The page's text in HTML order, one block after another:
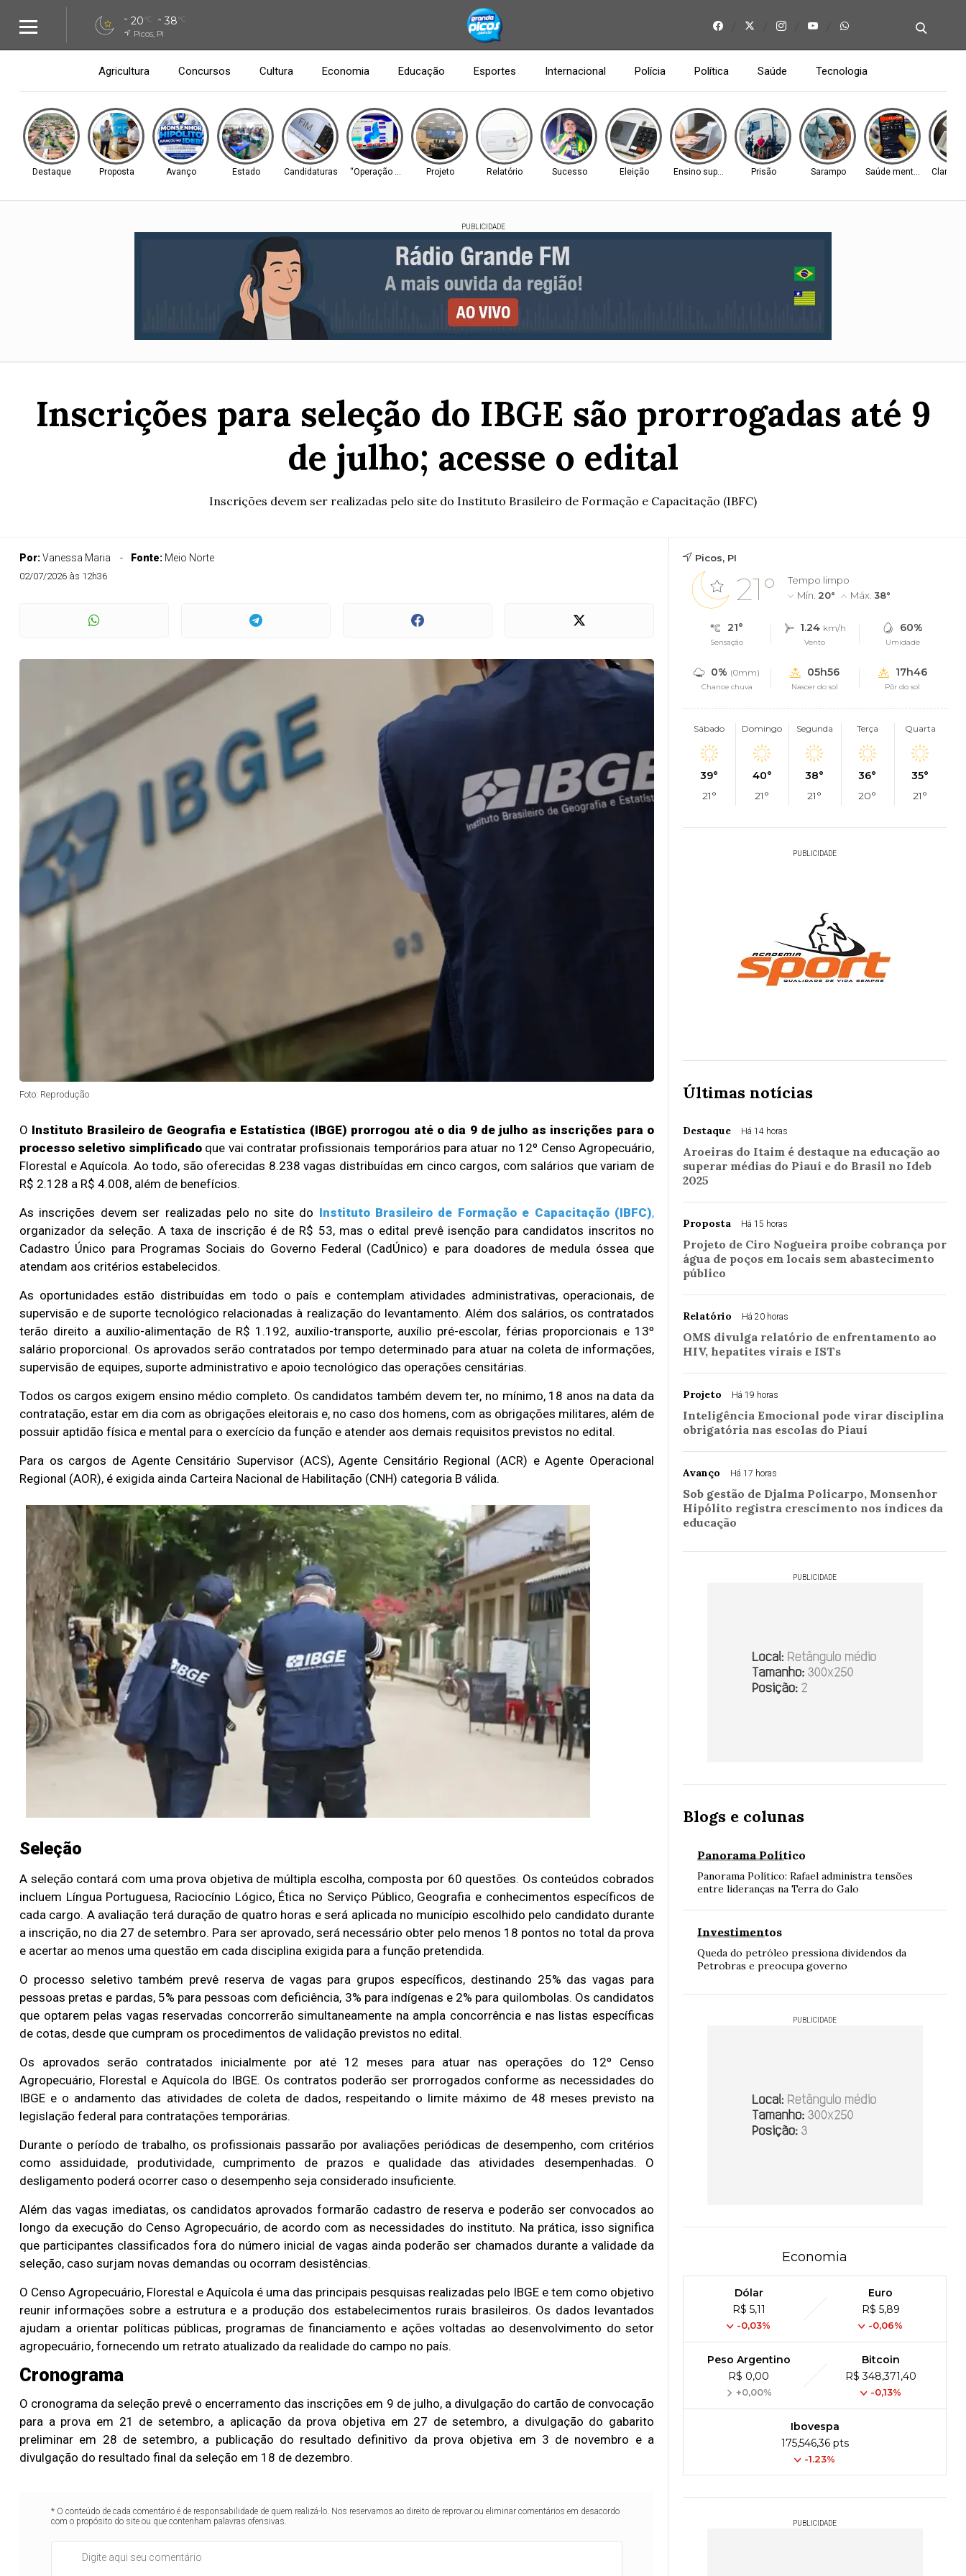
20°C 38°C
Picos, PI
Agricultura Concursos Cultura Economia Educação Esportes Internacional Polícia Política Saúde Tecnologia
Destaque Proposta Avanço Estado Candidaturas “Operação B-R-O-BRÓ”Projeto Relatório Sucesso Eleição Ensino superior Prisão Sarampo Saúde mental
PUBLICIDADE
Inscrições para seleção do IBGE são prorrogadas até 9
de julho; acesse o edital
Inscrições devem ser realizadas pelo site do Instituto Brasileiro de Formação e Capacitação (IBFC)
Por:Vanessa Maria Fonte: Meio Norte
02/07/2026 às 12h36
Foto: Reprodução
O Instituto Brasileiro de Geografia e Estatística (IBGE) prorrogou até o dia 9 de julho as inscrições para o
processo seletivo simplificadoque vai contratar profissionais temporários para atuar no 12º Censo Agropecuário,
Florestal e Aquícola. Ao todo, são oferecidas 8.238 vagas distribuídas em cinco cargos, com salários que variam de
R$ 2.128 a R$ 4.008, além de benefícios.
As inscrições devem ser realizadas pelo no site do Instituto Brasileiro de Formação e Capacitação (IBFC),
organizador da seleção. A taxa de inscrição é de R$ 53, mas o edital prevê isenção para candidatos inscritos no
Cadastro Único para Programas Sociais do Governo Federal (CadÚnico) e para doadores de medula óssea que
atendam aos critérios estabelecidos.
As oportunidades estão distribuídas em todo o país e contemplam atividades administrativas, operacionais, de
supervisão e de suporte tecnológico relacionadas à realização do levantamento. Além dos salários, os contratados
terão direito a auxílio-alimentação de R$ 1.192, auxílio-transporte, auxílio pré-escolar, férias proporcionais e 13º
salário proporcional. Os aprovados serão contratados por tempo determinado para atuar na coleta de informações,
supervisão de equipes, suporte administrativo e apoio tecnológico das operações censitárias.
Todos os cargos exigem ensino médio completo. Os candidatos também devem ter, no mínimo, 18 anos na data da
contratação, estar em dia com as obrigações eleitorais e, no caso dos homens, com as obrigações militares, além de
possuir aptidão física e mental para o exercício da função e atender aos demais requisitos previstos no edital.
Para os cargos de Agente Censitário Supervisor (ACS), Agente Censitário Regional (ACR) e Agente Operacional
Regional (AOR), é exigida ainda Carteira Nacional de Habilitação (CNH) categoria B válida.
Seleção
A seleção contará com uma prova objetiva de múltipla escolha, composta por 60 questões. Os conteúdos cobrados
incluem Língua Portuguesa, Raciocínio Lógico, Ética no Serviço Público, Geografia e conhecimentos específicos de
cada cargo. A avaliação terá duração de quatro horas e será aplicada no município escolhido pelo candidato durante
a inscrição, no dia 27 de setembro. Para ser aprovado, será necessário obter pelo menos 18 pontos no total da prova
e acertar ao menos uma questão em cada disciplina exigida para a função pretendida.
O processo seletivo também prevê reserva de vagas para grupos específicos, destinando 25% das vagas para
pessoas pretas e pardas, 5% para pessoas com deficiência, 3% para indígenas e 2% para quilombolas. Os candidatos
que optarem pelas vagas reservadas concorrerão simultaneamente na ampla concorrência e nas listas específicas
de cotas, desde que cumpram os procedimentos de validação previstos no edital.
Os aprovados serão contratados inicialmente por até 12 meses para atuar nas operações do 12º Censo
Agropecuário, Florestal e Aquícola do IBGE. Os contratos poderão ser prorrogados conforme as necessidades do
IBGE e o andamento das atividades de coleta de dados, respeitando o limite máximo de 48 meses previsto na
legislação federal para contratações temporárias.
Durante o período de trabalho, os profissionais passarão por avaliações periódicas de desempenho, com critérios
como assiduidade, produtividade, cumprimento de prazos e qualidade das atividades desempenhadas. O
desligamento poderá ocorrer caso o desempenho seja considerado insuficiente.
Além das vagas imediatas, os candidatos aprovados formarão cadastro de reserva e poderão ser convocados ao
longo da execução do Censo Agropecuário, de acordo com as necessidades do instituto. Na prática, isso significa
que participantes classificados fora do número inicial de vagas ainda poderão ser chamados durante a validade da
seleção, caso surjam novas demandas ou ocorram desistências.
O Censo Agropecuário, Florestal e Aquícola é uma das principais pesquisas realizadas pelo IBGE e tem como objetivo
reunir informações sobre a estrutura e a produção dos estabelecimentos rurais brasileiros. Os dados levantados
ajudam a orientar políticas públicas, programas de financiamento e ações voltadas ao desenvolvimento do setor
agropecuário, fornecendo um retrato atualizado da realidade do campo no país.
Cronograma
O cronograma da seleção prevê o encerramento das inscrições em 9 de julho, a divulgação do cartão de convocação
para a prova em 21 de setembro, a aplicação da prova objetiva em 27 de setembro, a divulgação do gabarito
preliminar em 28 de setembro, a publicação do resultado definitivo da prova objetiva em 3 de novembro e a
divulgação do resultado final da seleção em 18 de dezembro.
* O conteúdo de cada comentário é de responsabilidade de quem realizá-lo. Nos reservamos ao direito de reprovar ou eliminar comentários em desacordo
com o propósito do site ou que contenham palavras ofensivas.
Picos, PI
21°
Tempo limpo
Mín. 20° Máx. 38°
21°
Sensação
1.24 km/h
Vento
60%
Umidade
0% (0mm)
Chance chuva
05h56
Nascer do sol
17h46
Pôr do sol
Sábado
39°
21°
Domingo
40°
21°
Segunda
38°
21°
Terça
36°
20°
Quarta
35°
21°
PUBLICIDADE
Últimas notícias
Destaque Há 14 horas
Aroeiras do Itaim é destaque na educação ao
superar médias do Piauí e do Brasil no Ideb
2025
Proposta Há 15 horas
Projeto de Ciro Nogueira proíbe cobrança por
água de poços em locais sem abastecimento
público
Relatório Há 20 horas
OMS divulga relatório de enfrentamento ao
HIV, hepatites virais e ISTs
Projeto Há 19 horas
Inteligência Emocional pode virar disciplina
obrigatória nas escolas do Piauí
Avanço Há 17 horas
Sob gestão de Djalma Policarpo, Monsenhor
Hipólito registra crescimento nos índices da
educação
PUBLICIDADE
Blogs e colunas
Panorama Político
Panorama Político: Rafael administra tensões
entre lideranças na Terra do Galo
Investimentos
Queda do petróleo pressiona dividendos da
Petrobras e preocupa governo
PUBLICIDADE
Economia
Dólar
R$ 5,11
-0,03%
Euro
R$ 5,89
-0,06%
Peso Argentino
R$ 0,00
+0,00%
Bitcoin
R$ 348,371,40
-0,13%
Ibovespa
175,546,36 pts
-1.23%
PUBLICIDADE